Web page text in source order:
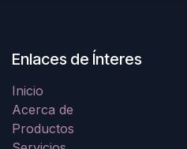
Enlaces de Ínteres
Inicio
Acerca de
Productos